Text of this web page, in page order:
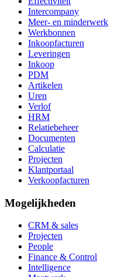
Intercompany
Meer- en minderwerk
Werkbonnen
Inkoopfacturen
Leveringen
Inkoop
PDM
Artikelen
Uren
Verlof
HRM
Relatiebeheer
Documenten
Calculatie
Projecten
Klantportaal
Verkoopfacturen
Mogelijkheden
CRM & sales
Projecten
People
Finance & Control
Intelligence